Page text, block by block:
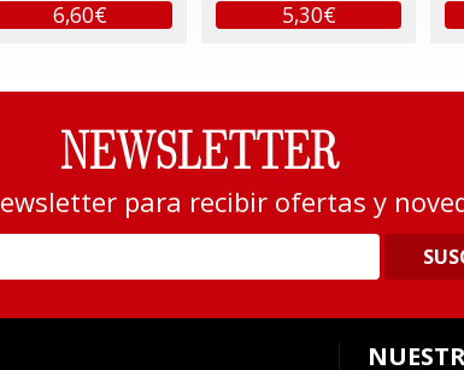
6,60€ 5,30€
NEWSLETTER
para recibir ofertas y